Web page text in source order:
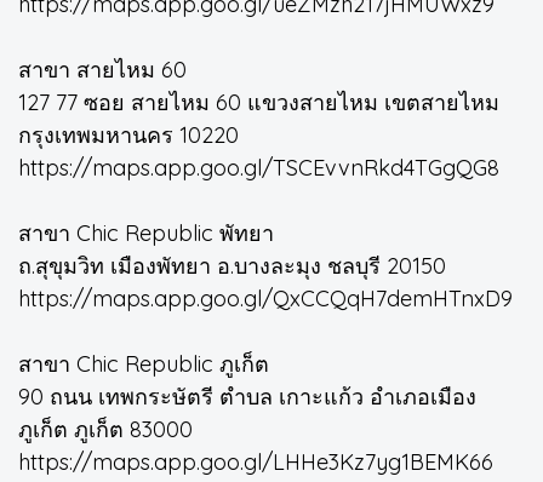
สาขา สายไหม 60
127 77 ซอย สายไหม 60 แขวงสายไหม เขตสายไหม
กรุงเทพมหานคร 10220
https://maps.app.goo.gl/TSCEvvnRkd4TGgQG8
สาขา Chic Republic พัทยา
ถ.สุขุมวิท เมืองพัทยา อ.บางละมุง ชลบุรี 20150
https://maps.app.goo.gl/QxCCQqH7demHTnxD9
สาขา Chic Republic ภูเก็ต
90 ถนน เทพกระษัตรี ตำบล เกาะแก้ว อำเภอเมือง
ภูเก็ต ภูเก็ต 83000
https://maps.app.goo.gl/LHHe3Kz7yg1BEMK66